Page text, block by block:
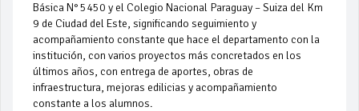
Básica N° 5450 y el Colegio Nacional Paraguay – Suiza del Km
9 de Ciudad del Este, significando seguimiento y
acompañamiento constante que hace el departamento con la
institución, con varios proyectos más concretados en los
últimos años, con entrega de aportes, obras de
infraestructura, mejoras edilicias y acompañamiento
constante a los alumnos.